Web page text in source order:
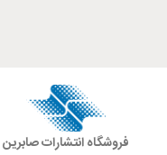
فروشگاه انتشارات صابرین